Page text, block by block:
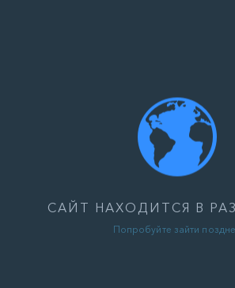
САЙТ НАХОДИТСЯ В
Попробуйте зайти